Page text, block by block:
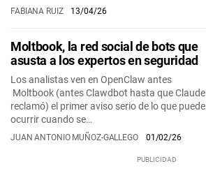
FABIANA RUIZ 13/04/26
Moltbook, la red social de bots que
asusta a los expertos en seguridad
Los analistas ven en OpenClaw antes
Moltbook (antes Clawdbot hasta que Claude
reclamó) el primer aviso serio de lo que puede
ocurrir cuando se…
JUAN ANTONIO MUÑOZ-GALLEGO 01/02/26